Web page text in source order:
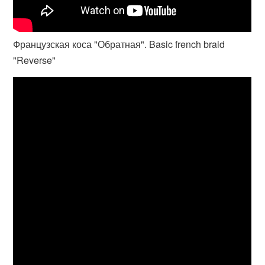
Французская коса "Обратная". Basic french braid
"Reverse"